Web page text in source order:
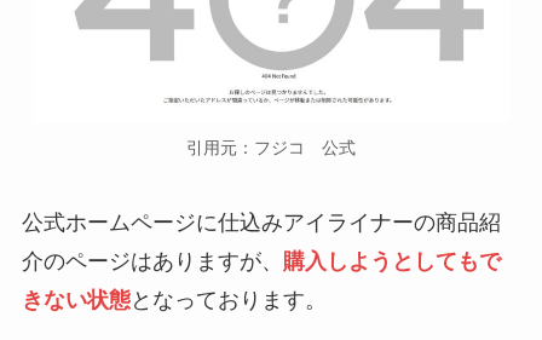
引用元：フジコ 公式
公式ホームページに仕込みアイライナーの商品紹
介のページはありますが、 購入しようとしてもで
きない状態となっております。